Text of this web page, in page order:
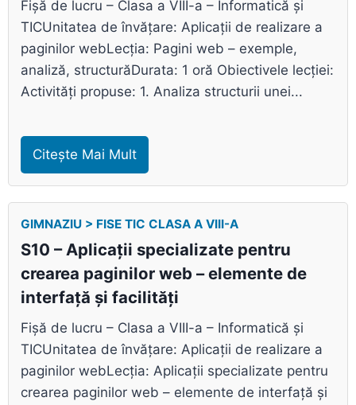
Fișă de lucru – Clasa a VIII-a – Informatică și
TICUnitatea de învățare: Aplicații de realizare a
paginilor webLecția: Pagini web – exemple,
analiză, structurăDurata: 1 oră Obiectivele lecției:
Activități propuse: 1. Analiza structurii unei...
Citește Mai Mult
GIMNAZIU > FISE TIC CLASA A VIII-A
S10 – Aplicații specializate pentru
crearea paginilor web – elemente de
interfață și facilități
Fișă de lucru – Clasa a VIII-a – Informatică și
TICUnitatea de învățare: Aplicații de realizare a
paginilor webLecția: Aplicații specializate pentru
crearea paginilor web – elemente de interfață și